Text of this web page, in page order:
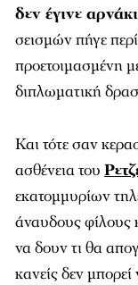
δεν έγινε αρνάκι
σεισμών πήγε
προετοιμασμένη
διπλωματική
Και τότε σαν
ασθένεια του
εκατομμυρίων
άναυδους φίλους
να δουν τι θα
κανείς δεν